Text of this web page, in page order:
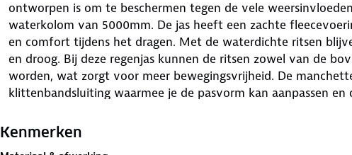
ontworpen is om te beschermen tegen de vele
waterkolom van 5000mm. De jas heeft een zachte
en comfort tijdens het dragen. Met de waterdichte ritsen
en droog. Bij deze regenjas kunnen de ritsen zowel van de
worden, wat zorgt voor meer bewegingsvrijheid. De
klittenbandsluiting waarmee je de pasvorm kan aanpassen
Kenmerken